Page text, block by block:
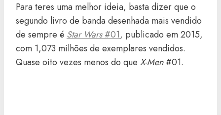
Para teres uma melhor ideia, basta dizer que o
segundo livro de banda desenhada mais vendido
de sempre é Star Wars#01, publicado em 2015,
com 1,073 milhões de exemplares vendidos.
Quase oito vezes menos do que X-Men#01.